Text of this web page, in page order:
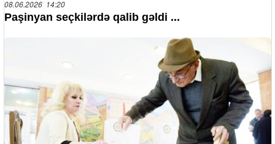
08.06.2026 14:20
Paşinyan seçkilərdə qalib gəldi ...